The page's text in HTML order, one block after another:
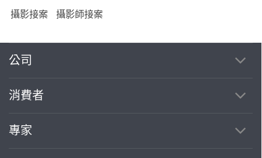
攝影接案 攝影師接案
公司
消費者
專家